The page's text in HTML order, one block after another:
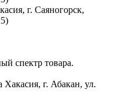
г. Саяногорск,
спектр товара.